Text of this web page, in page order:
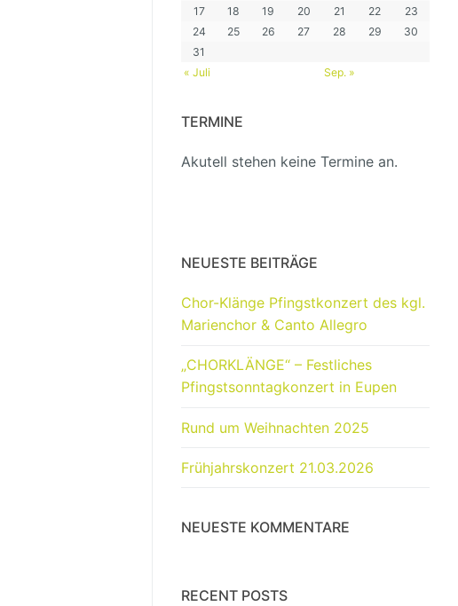
17
18 19 20 21 22
23
24
25 26 27 28 29
30
31
« Juli
Sep. »
TERMINE
Akutell stehen keine Termine an.
NEUESTE BEITRÄGE
Chor-Klänge Pfingstkonzert des kgl.
Marienchor & Canto Allegro
„CHORKLÄNGE“ – Festliches
Pfingstsonntagkonzert in Eupen
Rund um Weihnachten 2025
Frühjahrskonzert 21.03.2026
NEUESTE KOMMENTARE
RECENT POSTS